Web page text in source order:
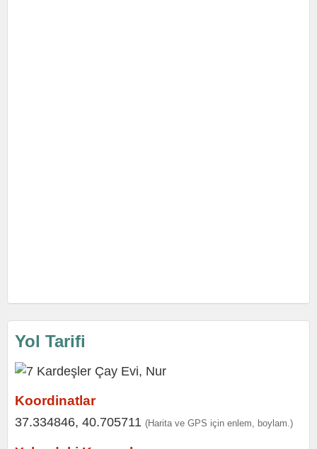
Yol Tarifi
Koordinatlar
37.334846, 40.705711 (Harita ve GPS için enlem, boylam.)